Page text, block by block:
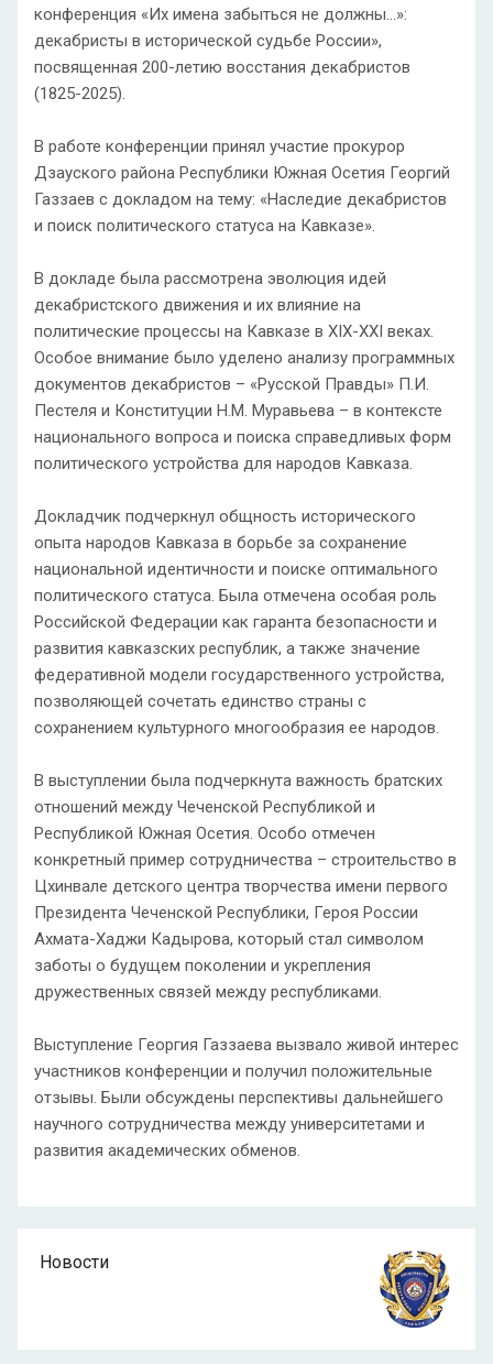
конференция «Их имена забыться не должны...»:
декабристы в исторической судьбе России»,
посвященная 200-летию восстания декабристов
(1825-2025).
В работе конференции принял участие прокурор
Дзауского района Республики Южная Осетия Георгий
Газзаев с докладом на тему: «Наследие декабристов
и поиск политического статуса на Кавказе».
В докладе была рассмотрена эволюция идей
декабристского движения и их влияние на
политические процессы на Кавказе в XIX-XXI веках.
Особое внимание было уделено анализу программных
документов декабристов – «Русской Правды» П.И.
Пестеля и Конституции Н.М. Муравьева – в контексте
национального вопроса и поиска справедливых форм
политического устройства для народов Кавказа.
Докладчик подчеркнул общность исторического
опыта народов Кавказа в борьбе за сохранение
национальной идентичности и поиске оптимального
политического статуса. Была отмечена особая роль
Российской Федерации как гаранта безопасности и
развития кавказских республик, а также значение
федеративной модели государственного устройства,
позволяющей сочетать единство страны с
сохранением культурного многообразия ее народов.
В выступлении была подчеркнута важность братских
отношений между Чеченской Республикой и
Республикой Южная Осетия. Особо отмечен
конкретный пример сотрудничества – строительство в
Цхинвале детского центра творчества имени первого
Президента Чеченской Республики, Героя России
Ахмата-Хаджи Кадырова, который стал символом
заботы о будущем поколении и укрепления
дружественных связей между республиками.
Выступление Георгия Газзаева вызвало живой интерес
участников конференции и получил положительные
отзывы. Были обсуждены перспективы дальнейшего
научного сотрудничества между университетами и
развития академических обменов.
Новости